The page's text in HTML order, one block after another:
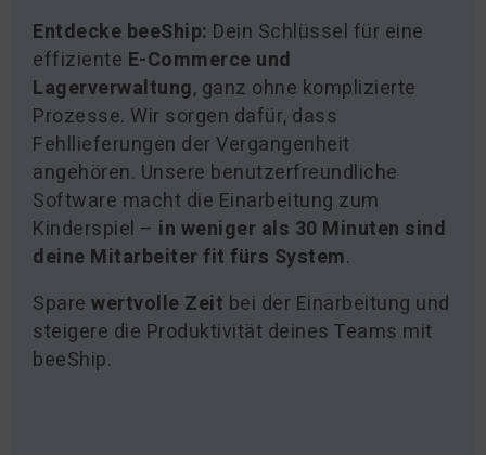
Entdecke beeShip: Dein Schlüssel für eine
effiziente E-Commerce und
Lagerverwaltung, ganz ohne komplizierte
Prozesse. Wir sorgen dafür, dass
Fehllieferungen der Vergangenheit
angehören. Unsere benutzerfreundliche
Software macht die Einarbeitung zum
Kinderspiel – in weniger als 30 Minuten sind
deine Mitarbeiter fit fürs System.
Spare wertvolle Zeit bei der Einarbeitung und
steigere die Produktivität deines Teams mit
beeShip.